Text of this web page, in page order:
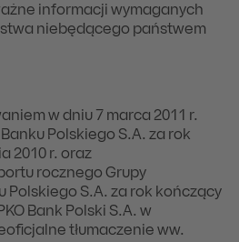
informacji wymaganych
niebędącego państwem
w dniu 7 marca 2011 r.
Polskiego S.A. za rok
2010 r. oraz
rocznego Grupy
Polskiego S.A. za rok kończący
Bank Polski S.A. w
tłumaczenie ww.